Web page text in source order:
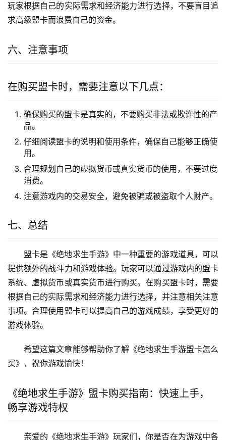
玩家根据自己的实际需求和经济能力进行选择，不要盲目追
求高级盟卡而浪费自己的资金。
六、注意事项
在购买盟卡时，需要注意以下几点：
确保购买的盟卡是真实的，不要购买非法或欺诈性的产
品。
仔细阅读盟卡的说明和使用条件，确保自己能够正确使
用。
合理规划自己的虚拟货币或真实货币的使用，不要过度
消费。
注意游戏内的交易安全，避免被骗或被盗取个人财产。
七、总结
盟卡是《绝地求生手游》中一种重要的游戏道具，可以
提供额外的战斗力和游戏体验。玩家可以通过游戏内的盟卡
系统、虚拟货币或真实货币进行购买。在购买盟卡时，需要
根据自己的实际需求和经济能力进行选择，并注意相关注意
事项。合理使用盟卡可以提高自己的游戏成绩，享受更好的
游戏体验。
希望这篇文章能够帮助你了解《绝地求生手游盟卡怎么
买》，祝你游戏愉快！
《绝地求生手游》盟卡购买指南：快速上手，
畅享游戏特权
亲爱的《绝地求生手游》玩家们，你是否在为游戏中各